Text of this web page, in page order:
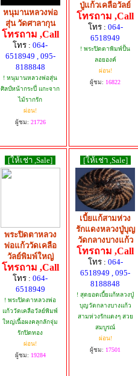
หนุมานหลวงพ่อ
สุ่น วัดศาลากุน
โทรถาม ,Call
โทร : 064-
6518949 , 095-
8188848
! หนุมานหลวงพ่อสุ่น
ศิลป์หน้ากระบึ่ แกะจาก
ไม้รากรัก
ผ่อน!
ผู้ชม: 21726
ปู่แก้วเคลือวัลย์
โทรถาม ,Call
โทร : 064-
6518949
! พระปิดตาพิมพ์ปั้น
ลอยองค์
ผ่อน!
ผู้ชม: 16822
[ให้เช่า ,Sale]
พระปิดตาหลวง
พ่อแก้ววัดเคลือ
วัลย์พิมพ์ใหญ่
โทรถาม ,Call
โทร : 064-
6518949
! พระปิตตาหลวงพ่อ
แก้ววัดเคลือวัลย์พิมพ์
ใหญ่เนื้อผงคลุกลักจุ่ม
รักปิดทอง
ผ่อน!
ผู้ชม: 19284
[ให้เช่า ,Sale]
เบี้ยแก้สามห่วง
รักแดงหลวงปู่บุญ
วัดกลางบางแก้ว
โทรถาม ,Call
โทร : 064-
6518949 , 095-
8188848
! สุดยอดเบี้ยแก้หลวงปู่
บุญวัดกลางบางแก้ว
สามห่วงรักแดงๆ สวย
สมบูรณ์
ผ่อน!
ผู้ชม: 17501